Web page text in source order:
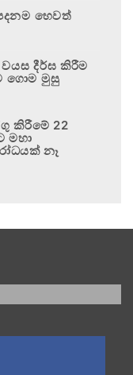
හෙවත්
දීර්ඝ කිරීම
ගොම මුසු
කිරීමේ 22
මහා
නෑ